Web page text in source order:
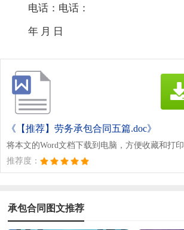
电话：电话：
年 月 日
《【推荐】劳务承包合同五篇.doc》
将本文的Word文档下载到电脑，方便收藏和打印
推荐度：
承包合同图文推荐